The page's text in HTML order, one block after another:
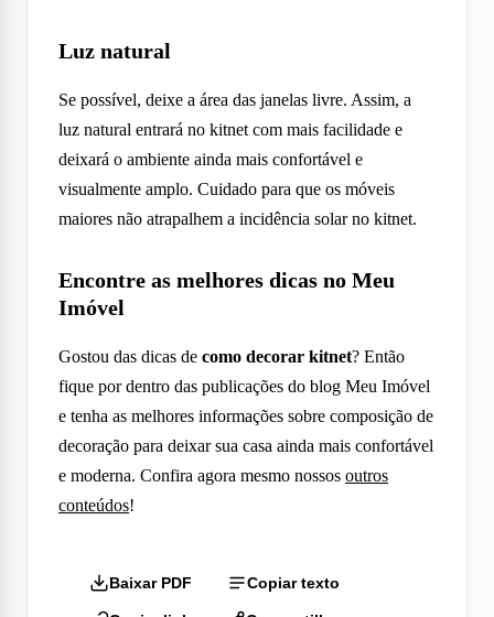
Luz natural
Se possível, deixe a área das janelas livre. Assim, a
luz natural entrará no kitnet com mais facilidade e
deixará o ambiente ainda mais confortável e
visualmente amplo. Cuidado para que os móveis
maiores não atrapalhem a incidência solar no kitnet.
Encontre as melhores dicas no Meu
Imóvel
Gostou das dicas de como decorar kitnet? Então
fique por dentro das publicações do blog Meu Imóvel
e tenha as melhores informações sobre composição de
decoração para deixar sua casa ainda mais confortável
e moderna. Confira agora mesmo nossos outros
conteúdos!
Baixar PDF Copiar texto